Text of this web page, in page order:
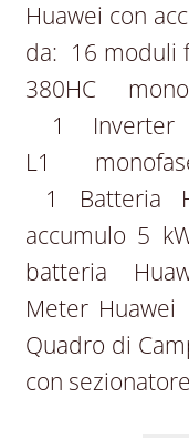
Huawei con
da: 16 moduli
380HC
1 Inverter
L1
1 Batteria
accumulo 5
batteria
Meter
Quadro di
con